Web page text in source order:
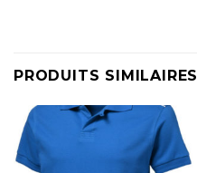
PRODUITS SIMILAIRES